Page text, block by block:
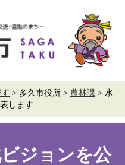
> 多久市役所 > 農林課 > 水
します
ジョンを公